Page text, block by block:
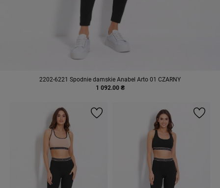
2202-6221 Spodnie damskie Anabel Arto 01 CZARNY
1 092.00 ₴